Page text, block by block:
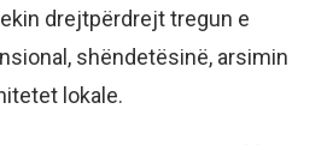
drejtpërdrejt tregun e
shëndetësinë, arsimin
lokale.